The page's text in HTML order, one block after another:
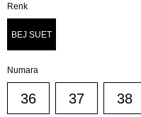
Renk
BEJ SUET
Numara
36 37 38